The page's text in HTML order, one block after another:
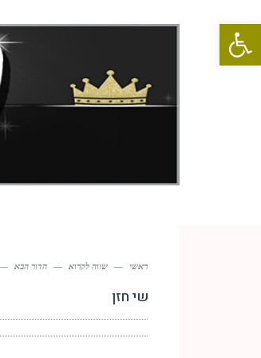
פתח סרגל נגישות
ראשי — שווה לקרוא — הדור הבא —
שי חזן